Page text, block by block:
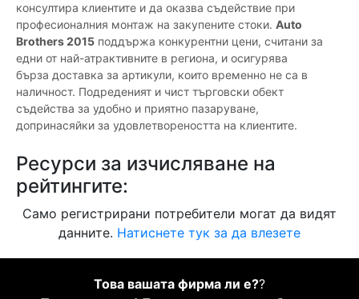
консултира клиентите и да оказва съдействие при
професионалния монтаж на закупените стоки. Auto
Brothers 2015 поддържа конкурентни цени, считани за
едни от най-атрактивните в региона, и осигурява
бърза доставка за артикули, които временно не са в
наличност. Подреденият и чист търговски обект
съдейства за удобно и приятно пазаруване,
допринасяйки за удовлетвореността на клиентите.
Ресурси за изчисляване на
рейтингите:
Само регистрирани потребители могат да видят
данните. Натиснете тук за да влезете
Това вашата фирма ли е??